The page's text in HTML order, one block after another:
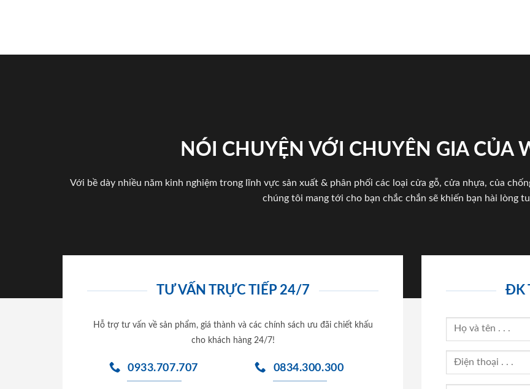
NÓI CHUYỆN VỚI CHUYÊN GIA CỦA
Với bề dày nhiều năm kinh nghiệm trong lĩnh vực sản xuất & phân phối các loại cửa gỗ, cửa nhựa, của
chúng tôi mang tới cho bạn chắc chắn sẽ khiến bạn hài lòng
TƯ VẤN TRỰC TIẾP 24/7
Hỗ trợ tư vấn về sản phẩm, giá thành và các chính sách ưu đãi chiết khấu
cho khách hàng 24/7!
0933.707.707 0834.300.300
ĐK